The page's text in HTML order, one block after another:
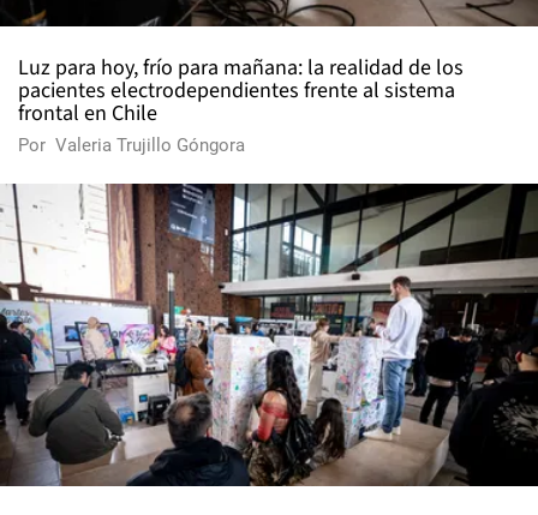
Luz para hoy, frío para mañana: la realidad de los
pacientes electrodependientes frente al sistema
frontal en Chile
Por Valeria Trujillo Góngora